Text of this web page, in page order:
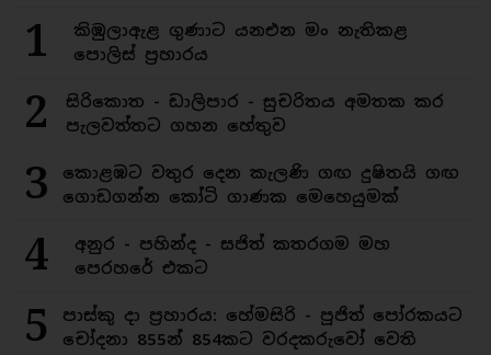
1
කිඹුලාඇළ ගුණාට යනඑන මං නැතිකළ
පොලිස් ප්‍රහාරය
2
සිරිකොත - ඩාලිපාර - සුචරිතය අමතක කර
පැලවත්තට ගහන හේතුව
3
කොළඹට වතුර දෙන කැලණි ගඟ දුෂිතයි ගඟ
ගොඩගන්න කෝටි ගාණක මෙහෙයුමක්
4
අනුර - පහින්ද - සජිත් කතරගම මහ
පෙරහරේ එකට
5
පාස්කු දා ප්‍රහාරය: හේමසිරි - පූජිත් පෝරකයට
චෝදනා 855න් 854කට වරදකරුවෝ වෙති